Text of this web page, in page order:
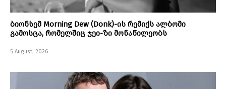
ბიონსემ Morning Dew (Donk)-ის რემიქს ალბომი
გამოსცა, რომელშიც ჯეი-ზი მონაწილეობს
5 August, 2026